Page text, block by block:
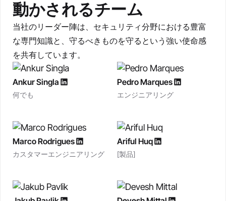
動かされるチーム
当社のリーダー陣は、セキュリティ分野における豊富
な専門知識と、守るべきものを守るという強い使命感
を共有しています。
Ankur Singla
何でも
Pedro Marques
エンジニアリング
Marco Rodrigues
カスタマーエンジニアリング
Ariful Huq
[製品]